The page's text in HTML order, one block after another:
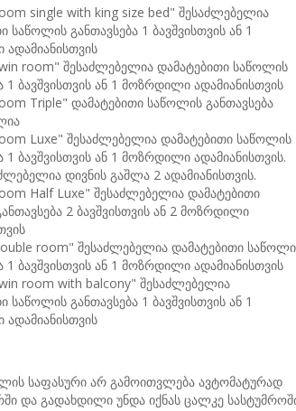
single with king size bed" შესაძლებელია
საწოლის განთავსება 1 ბავშვისთვის ან 1
room" შესაძლებელია დამატებითი საწოლის
1 ბავშვისთვის ან 1 მოზრდილი ადამიანისთვის
Triple" დამატებითი საწოლის განთავსება
Luxe" შესაძლებელია დამატებითი საწოლის
1 ბავშვისთვის ან 1 მოზრდილი ადამიანისთვის.
დივნის გაშლა 2 ადამიანისთვის.
Half Luxe" შესაძლებელია დამატებითი
2 ბავშვისთვის ან 2 მოზრდილი
room" შესაძლებელია დამატებითი
1 ბავშვისთვის ან 1 მოზრდილი ადამიანისთვის
room with balcony" შესაძლებელია
საწოლის განთავსება 1 ბავშვისთვის ან 1
საფასური არ გამოითვლება ავტომატურად
და გადახდილი უნდა იქნას ცალკე